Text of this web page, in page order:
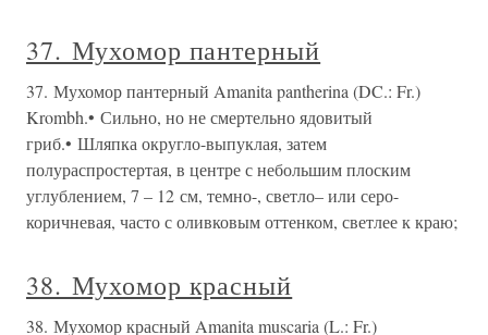
37. Мухомор пантерный
37. Мухомор пантерный Amanita pantherina (DC.: Fr.)
Krombh.• Сильно, но не смертельно ядовитый
гриб.• Шляпка округло-выпуклая, затем
полураспростертая, в центре с небольшим плоским
углублением, 7 – 12 см, темно-, светло– или серо-
коричневая, часто с оливковым оттенком, светлее к краю;
38. Мухомор красный
38. Мухомор красный Amanita muscaria (L.: Fr.)